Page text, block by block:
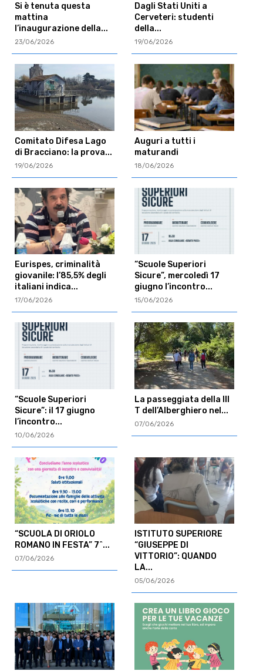
Si è tenuta questa
mattina
l’inaugurazione della...
23/06/2026
Dagli Stati Uniti a
Cerveteri: studenti
della...
19/06/2026
Comitato Difesa Lago
di Bracciano: la prova...
19/06/2026
Auguri a tutti i
maturandi
18/06/2026
Eurispes, criminalità
giovanile: l’85,5% degli
italiani indica...
17/06/2026
“Scuole Superiori
Sicure”, mercoledì 17
giugno l’incontro...
15/06/2026
“Scuole Superiori
Sicure”: il 17 giugno
l’incontro...
10/06/2026
La passeggiata della III
T dell’Alberghiero nel...
07/06/2026
“SCUOLA DI ORIOLO
ROMANO IN FESTA” 7^...
07/06/2026
ISTITUTO SUPERIORE
“GIUSEPPE DI
VITTORIO”: QUANDO
LA...
05/06/2026